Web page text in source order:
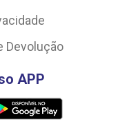
Devolução
APP